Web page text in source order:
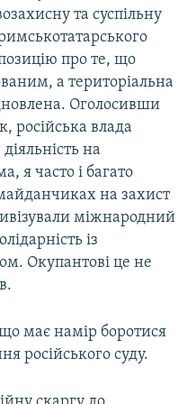
та суспільну
про те, що
а територіальна
Оголосивши
російська влада
на
я часто і багато
на захист
міжнародний
із
Окупантові це не
має намір боротися
російського суду.